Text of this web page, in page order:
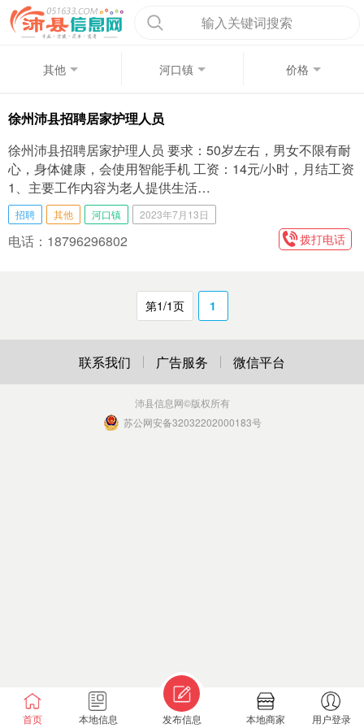
输入关键词搜索
其他 河口镇 价格
徐州沛县招聘居家护理人员
徐州沛县招聘居家护理人员 要求：50岁左右，男女不限有耐
心，身体健康，会使用智能手机 工资：14元/小时，月结工资
1、主要工作内容为老人提供生活…
招聘 其他 河口镇 2023年7月13日
电话：18796296802 拨打电话
第1/1页 1
首页 本地信息 发布信息 本地商家 用户登录
联系我们 广告服务 微信平台
沛县信息网©版权所有
苏公网安备32032202000183号